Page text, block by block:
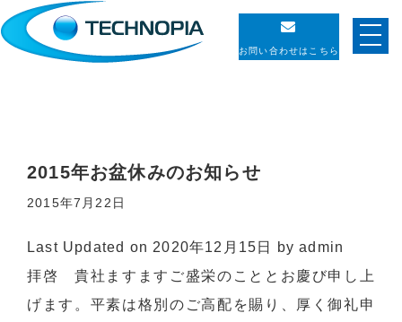
お問い合わせはこちら
2015年お盆休みのお知らせ
2015年7月22日
Last Updated on 2020年12月15日 byadmin
拝啓 貴社ますますご盛栄のこととお慶び申し上
げます。平素は格別のご高配を賜り、厚く御礼申